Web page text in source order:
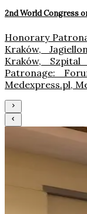
2nd World Congress
Honorary
Kraków,
Kraków,
Patronage:
Medexpress.pl,